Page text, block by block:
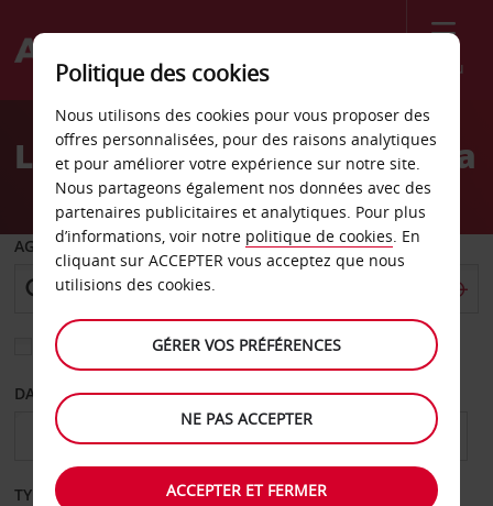
Menu
Welcome
AvisLocation de voiture Arusha
AGENCE DE DÉPART
Sélectionnez une autre agence de retour
DATE DE DÉPART DATE DE RETOUR
TYPE DE LOCATION
Politique des cookies
Nous utilisons des cookies pour vous proposer des
offres personnalisées, pour des raisons analytiques
et pour améliorer votre expérience sur notre site.
Nous partageons également nos données avec des
partenaires publicitaires et analytiques. Pour plus
d’informations, voir notre politique de cookies. En
cliquant sur ACCEPTER vous acceptez que nous
utilisions des cookies.
GÉRER VOS PRÉFÉRENCES
NE PAS ACCEPTER
ACCEPTER ET FERMER